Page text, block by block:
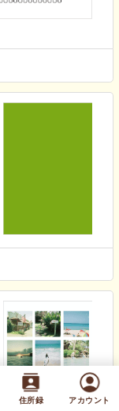
住所録 アカウント